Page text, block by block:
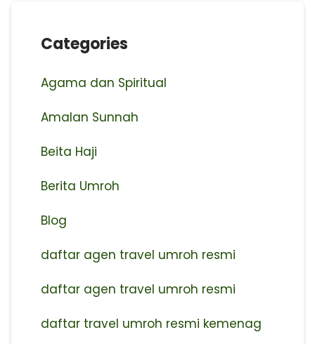
Categories
Agama dan Spiritual
Amalan Sunnah
Beita Haji
Berita Umroh
Blog
daftar agen travel umroh resmi
⁠daftar agen travel umroh resmi
daftar travel umroh resmi kemenag